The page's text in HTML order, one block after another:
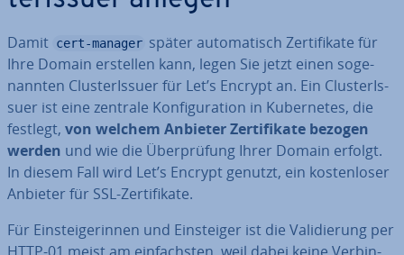
Damit cert-manager später au­to­ma­tisch Zer­ti­fi­ka­te für
Ihre Domain erstellen kann, legen Sie jetzt einen so­ge­
nann­ten Clus­te­rIs­suer für Let’s Encrypt an. Ein Clus­te­rIs­
suer ist eine zentrale Kon­fi­gu­ra­ti­on in Ku­ber­netes, die
festlegt, von welchem Anbieter Zer­ti­fi­ka­te bezogen
werden und wie die Über­prü­fung Ihrer Domain erfolgt.
In diesem Fall wird Let’s Encrypt genutzt, ein kos­ten­lo­ser
Anbieter für SSL-Zer­ti­fi­ka­te.
Für Ein­stei­ge­rin­nen und Ein­stei­ger ist die Va­li­die­rung per